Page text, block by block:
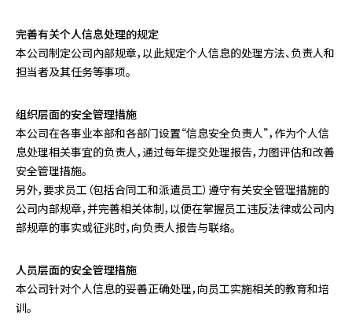
完善有关个人信息处理的规定
本公司制定公司內部规章，以此规定个人信息的处理方法、负责人和
担当者及其任务等事项。
组织层面的安全管理措施
本公司在各事业本部和各部门设置“信息安全负责人”，作为个人信
息处理相关事宜的负责人，通过每年提交处理报告，力图评估和改善
安全管理措施。
另外，要求员工（包括合同工和派遣员工）遵守有关安全管理措施的
公司内部规章，并完善相关体制，以便在掌握员工违反法律或公司内
部规章的事实或征兆时，向负责人报告与联络。
人员层面的安全管理措施
本公司针对个人信息的妥善正确处理，向员工实施相关的教育和培
训。